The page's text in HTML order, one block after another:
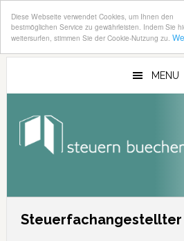
Diese Webseite verwendet Cookies, um Ihnen den
bestmöglichen Service zu gewährleisten. Indem Sie
weitersurfen, stimmen Sie der Cookie-Nutzung zu.
Zum
Zur
MENU
Steuerfachangestellter